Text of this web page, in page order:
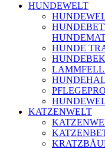
HUNDEWELT
HUNDE
KATZENWELT